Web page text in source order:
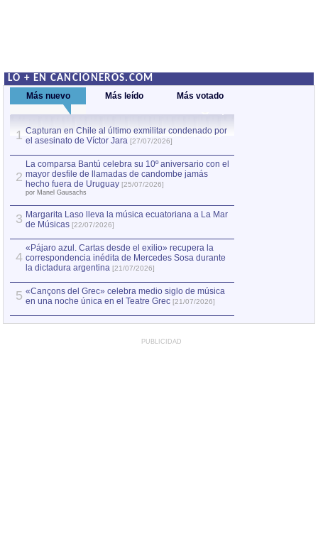
LO + EN CANCIONEROS.COM
Más nuevo Más leído Más votado
1 Capturan en Chile al último exmilitar condenado por
el asesinato de Víctor Jara [27/07/2026]
2
La comparsa Bantú celebra su 10º aniversario con el
mayor desfile de llamadas de candombe jamás
hecho fuera de Uruguay [25/07/2026]
por Manel Gausachs
3 Margarita Laso lleva la música ecuatoriana a La Mar
de Músicas [22/07/2026]
4
«Pájaro azul. Cartas desde el exilio» recupera la
correspondencia inédita de Mercedes Sosa durante
la dictadura argentina [21/07/2026]
5 «Cançons del Grec» celebra medio siglo de música
en una noche única en el Teatre Grec [21/07/2026]
PUBLICIDAD